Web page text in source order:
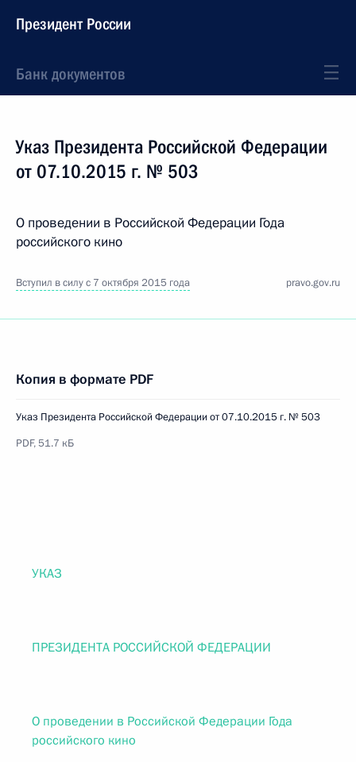
Президент России
Банк документов
Указ Президента Российской Федерации
от 07.10.2015 г. № 503
О проведении в Российской Федерации Года
российского кино
Вступил в силу с 7 октября 2015 года pravo.gov.ru
Копия в формате PDF
Указ Президента Российской Федерации от 07.10.2015 г. № 503
PDF, 51.7 кБ
УКАЗ
ПРЕЗИДЕНТА РОССИЙСКОЙ ФЕДЕРАЦИИ
О проведении в Российской Федерации Года
российского кино